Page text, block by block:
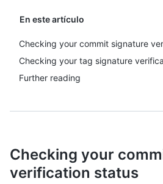
En este artículo
Checking your commit signature
Checking your tag signature
Further reading
Checking your
verification status